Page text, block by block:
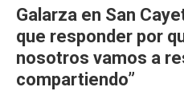
Galarza en San
que responder por
nosotros vamos a
compartiendo”